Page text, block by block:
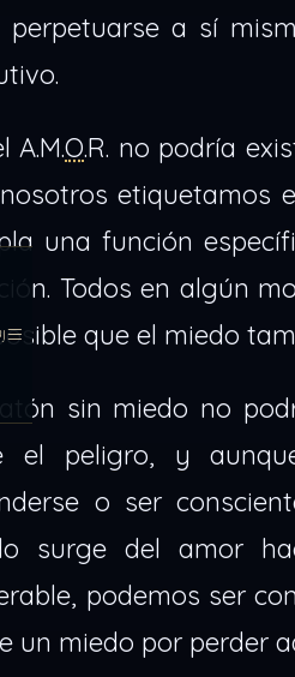
perpetuarse a sí
A.M.O.R. no podría
etiquetamos
una función
Todos en algún
que el miedo
sin miedo no
el peligro, y
o ser
surge del amor
podemos ser
un miedo por perder